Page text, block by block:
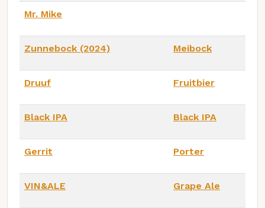
Mr. Mike
Zunnebock (2024) Meibock
Druuf Fruitbier
Black IPA Black IPA
Gerrit Porter
VIN&ALE Grape Ale